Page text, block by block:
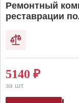
Ремонтный
реставрации
5140 ₽
за шт.